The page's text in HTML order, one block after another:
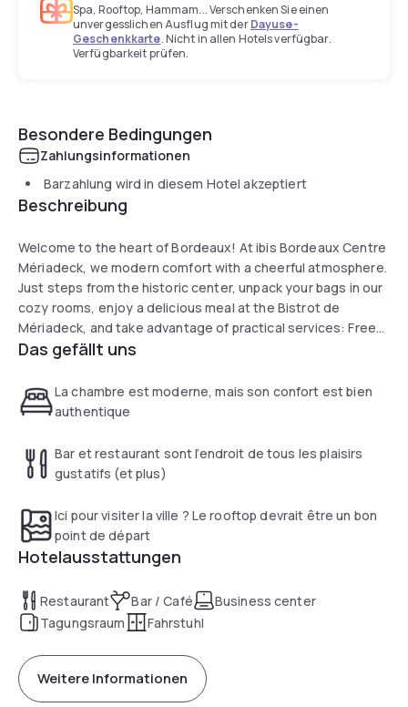
Spa, Rooftop, Hammam... Verschenken Sie einen
unvergesslichen Ausflug mit derDayuse-
Geschenkkarte. Nicht in allen Hotels verfügbar.
Verfügbarkeit prüfen.
Besondere Bedingungen
Zahlungsinformationen
Barzahlung wird in diesem Hotel akzeptiert
Beschreibung
Welcome to the heart of Bordeaux! At ibis Bordeaux Centre
Mériadeck, we modern comfort with a cheerful atmosphere.
Just steps from the historic center, unpack your bags in our
cozy rooms, enjoy a delicious meal at the Bistrot de
Mériadeck, and take advantage of practical services: Free
WIFI, seminar rooms and paid parking (subject to availability,
business, explore Bordeaux at your own pace and we'll take
care of the rest!
Das gefällt uns
La chambre est moderne, mais son confort est bien
authentique
Bar et restaurant sont l’endroit de tous les plaisirs
gustatifs (et plus)
Ici pour visiter la ville ? Le rooftop devrait être un bon
point de départ
Hotelausstattungen
Restaurant Bar / Café
Business center
Tagungsraum
Fahrstuhl
Weitere Informationen